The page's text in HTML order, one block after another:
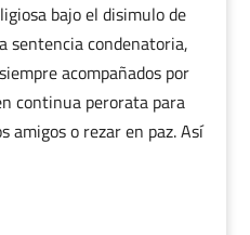
bajo el disimulo de
sentencia condenatoria,
acompañados por
continua perorata para
amigos o rezar en paz. Así